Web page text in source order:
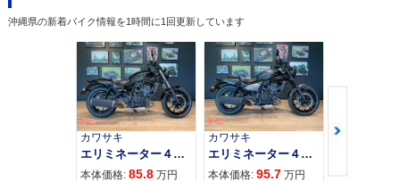
沖縄県の新着バイク情報を1時間に1回更新しています
カワサキ
エリミネーター４００
本体価格: 85.8 万円
カワサキ
エリミネーター４００ＳＥ
本体価格: 95.7 万円
カワサキ
本体価格: